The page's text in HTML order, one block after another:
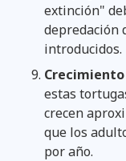
extinción"
depredación
introducidos.
estas
crecen
que los
por año.